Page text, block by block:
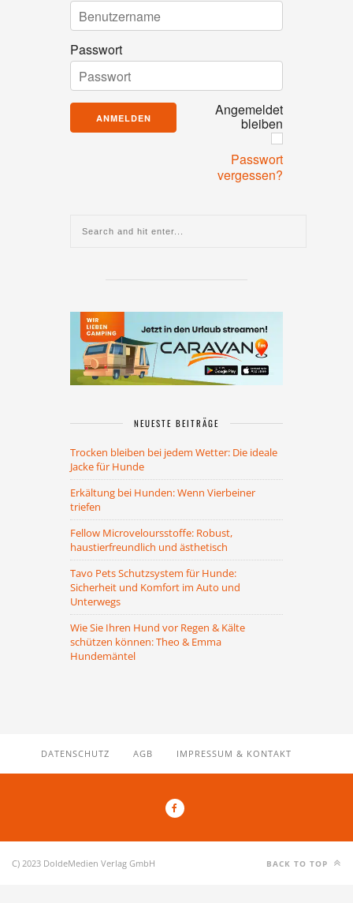
Passwort
Angemeldet
bleiben
Passwort
vergessen?
NEUESTE BEITRÄGE
Trocken bleiben bei jedem Wetter: Die ideale
Jacke für Hunde
Erkältung bei Hunden: Wenn Vierbeiner
triefen
Fellow Microveloursstoffe: Robust,
haustierfreundlich und ästhetisch
Tavo Pets Schutzsystem für Hunde:
Sicherheit und Komfort im Auto und
Unterwegs
Wie Sie Ihren Hund vor Regen & Kälte
schützen können: Theo & Emma
Hundemäntel
DATENSCHUTZ AGB IMPRESSUM & KONTAKT
C) 2023 DoldeMedien Verlag GmbH BACK TO TOP